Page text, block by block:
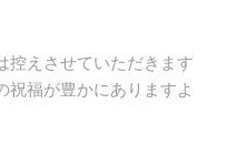
控えさせていただきます
祝福が豊かにありますよ